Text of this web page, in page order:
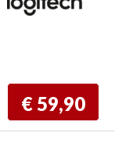
€ 59,90